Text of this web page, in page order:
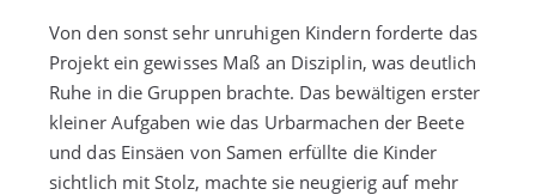
Von den sonst sehr unruhigen Kindern forderte das
Projekt ein gewisses Maß an Disziplin, was deutlich
Ruhe in die Gruppen brachte. Das bewältigen erster
kleiner Aufgaben wie das Urbarmachen der Beete
und das Einsäen von Samen erfüllte die Kinder
sichtlich mit Stolz, machte sie neugierig auf mehr